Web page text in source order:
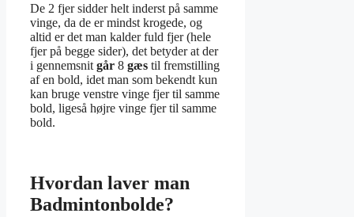
De 2 fjer sidder helt inderst på samme
vinge, da de er mindst krogede, og
altid er det man kalder fuld fjer (hele
fjer på begge sider), det betyder at der
i gennemsnit går 8 gæs til fremstilling
af en bold, idet man som bekendt kun
kan bruge venstre vinge fjer til samme
bold, ligeså højre vinge fjer til samme
bold.
Hvordan laver man
Badmintonbolde?